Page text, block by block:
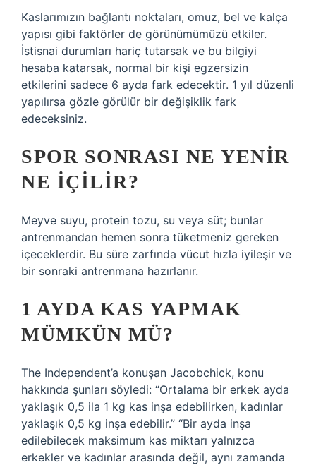
Kaslarımızın bağlantı noktaları, omuz, bel ve kalça
yapısı gibi faktörler de görünümümüzü etkiler.
İstisnai durumları hariç tutarsak ve bu bilgiyi
hesaba katarsak, normal bir kişi egzersizin
etkilerini sadece 6 ayda fark edecektir. 1 yıl düzenli
yapılırsa gözle görülür bir değişiklik fark
edeceksiniz.
SPOR SONRASI NE YENIR
NE IÇILIR?
Meyve suyu, protein tozu, su veya süt; bunlar
antrenmandan hemen sonra tüketmeniz gereken
içeceklerdir. Bu süre zarfında vücut hızla iyileşir ve
bir sonraki antrenmana hazırlanır.
1 AYDA KAS YAPMAK
MÜMKÜN MÜ?
The Independent’a konuşan Jacobchick, konu
hakkında şunları söyledi: “Ortalama bir erkek ayda
yaklaşık 0,5 ila 1 kg kas inşa edebilirken, kadınlar
yaklaşık 0,5 kg inşa edebilir.” “Bir ayda inşa
edilebilecek maksimum kas miktarı yalnızca
erkekler ve kadınlar arasında değil, aynı zamanda